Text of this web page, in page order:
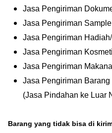
Jasa Pengiriman
Jasa Pengiriman
Jasa Pengiriman
Jasa Pengiriman
Jasa Pengiriman
Jasa Pengiriman
(Jasa Pindahan ke Luar
Barang yang tidak bisa di